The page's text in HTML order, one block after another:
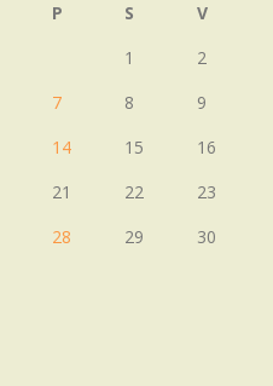
P S
V
1
2
7 8
9
14 15
16
21 22
23
28 29
30